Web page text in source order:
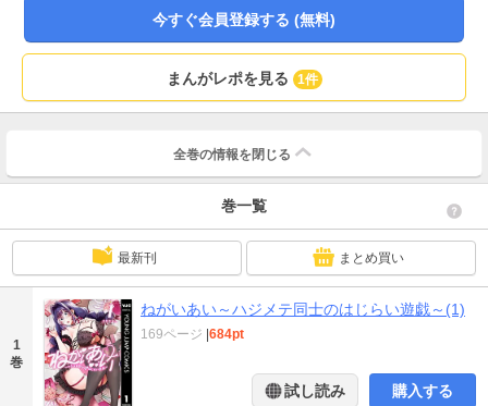
今すぐ会員登録する (無料)
まんがレポを見る 1件
全巻の情報を 閉じる
巻一覧
最新刊 まとめ買い
1
巻
ねがいあい～ハジメテ同士のはじらい遊戯～(1)
169ページ |684pt
試し読み 購入する